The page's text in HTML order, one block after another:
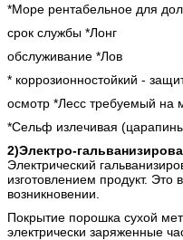
*Море рентабельное для
срок службы *Лонг
обслуживание *Лов
* коррозионностойкий -
осмотр *Лесс требуемый на
*Сельф излечивая
2)Электро-
Электрический
изготовлением продукт.
возникновении.
Покрытие порошка сухой
электрически заряженные